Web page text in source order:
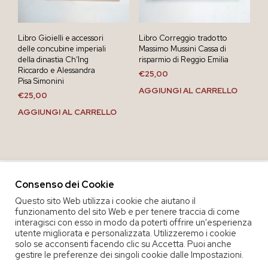
Libro Gioielli e accessori
delle concubine imperiali
della dinastia Ch’Ing
Riccardo e Alessandra
Pisa Simonini
€25,00
AGGIUNGI AL CARRELLO
Libro Correggio tradotto
Massimo Mussini Cassa di
risparmio di Reggio Emilia
€25,00
AGGIUNGI AL CARRELLO
Consenso dei Cookie
Questo sito Web utilizza i cookie che aiutano il
funzionamento del sito Web e per tenere traccia di come
interagisci con esso in modo da poterti offrire un'esperienza
utente migliorata e personalizzata. Utilizzeremo i cookie
solo se acconsenti facendo clic su Accetta. Puoi anche
gestire le preferenze dei singoli cookie dalle Impostazioni.